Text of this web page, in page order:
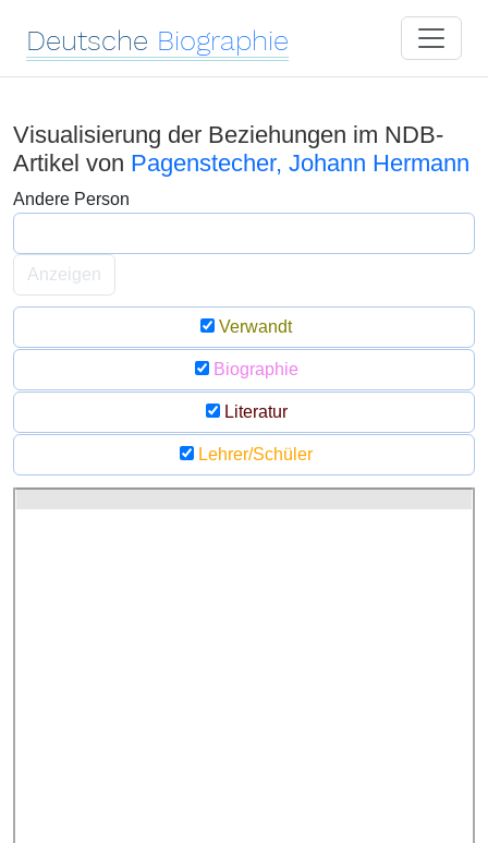
Deutsche Biographie
Visualisierung der Beziehungen im NDB-
Artikel von Pagenstecher, Johann Hermann
Andere Person
Anzeigen
Verwandt
Biographie
Literatur
Lehrer/Schüler